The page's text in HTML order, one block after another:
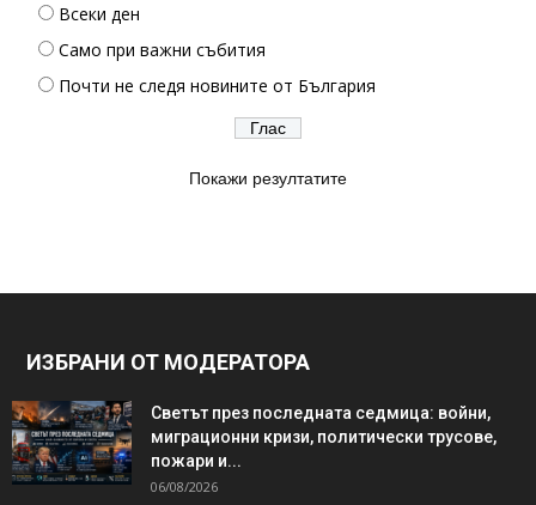
Всеки ден
Само при важни събития
Почти не следя новините от България
Покажи резултатите
ИЗБРАНИ ОТ МОДЕРАТОРА
Светът през последната седмица: войни,
миграционни кризи, политически трусове,
пожари и...
06/08/2026